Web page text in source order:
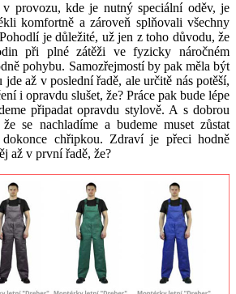
v provozu, kde je nutný speciální oděv, je
komfortně a zároveň splňovali všechny
je důležité, už jen z toho důvodu, že
při plné zátěži ve fyzicky náročném
pohybu. Samozřejmostí by pak měla být
jde až v poslední řadě, ale určitě nás potěší,
i opravdu slušet, že? Práce pak bude lépe
připadat opravdu stylově. A s dobrou
se nachladíme a budeme muset zůstat
chřipkou. Zdraví je přeci hodně
až v první řadě, že?